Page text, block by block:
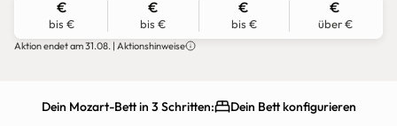
€
bis €
€
bis €
€
bis €
€
über €
Aktion endet am 31.08. | Aktionshinweise
Dein Mozart-Bett in 3 Schritten:
Dein Bett konfigurieren